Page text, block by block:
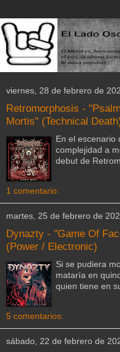
viernes, 28 de febrero de
Retromorphosis -
Mortis" (Technical
En el escenario
complejidad a
debut de
1 comentario:
martes, 25 de febrero de
Dynazty - "Game Of
(Power / Electronic)
Si se pudiera
mataría en
quien tiene en
5 comentarios:
sábado, 22 de febrero de